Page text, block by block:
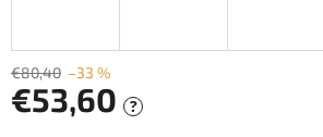
€80,40 –33 %
€53,60 ?